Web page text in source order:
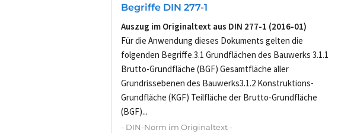
Begriffe DIN 277-1
Auszug im Originaltext aus DIN 277-1 (2016-01)
Für die Anwendung dieses Dokuments gelten die
folgenden Begriffe.3.1 Grundflächen des Bauwerks 3.1.1
Brutto-Grundfläche (BGF) Gesamtfläche aller
Grundrissebenen des Bauwerks3.1.2 Konstruktions-
Grundfläche (KGF) Teilfläche der Brutto-Grundfläche
(BGF)...
- DIN-Norm im Originaltext -